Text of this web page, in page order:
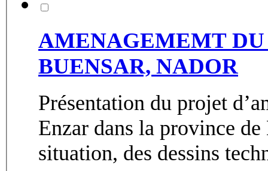
AMENAGEMEMT DU
BUENSAR, NADOR
Présentation du projet
Enzar dans la province
situation, des dessins